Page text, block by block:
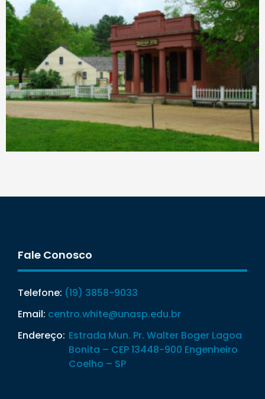
Fale Conosco
Telefone: (19) 3858-9033
Email: centro.white@unasp.edu.br
Endereço: Estrada Mun. Pr. Walter Boger Lagoa
Bonita – CEP 13448-900 Engenheiro
Coelho – SP